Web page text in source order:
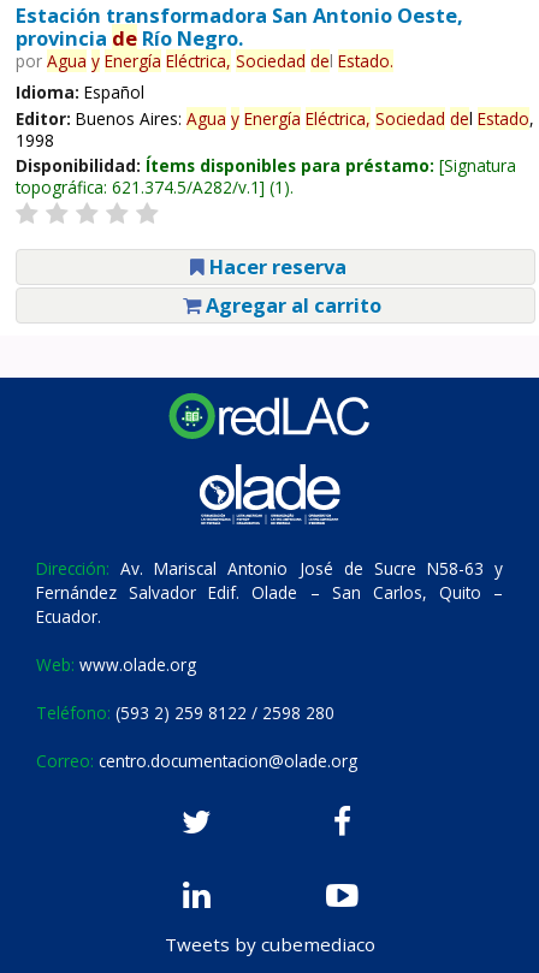
Estación transformadora San Antonio Oeste,
provincia deRío Negro.
por Agua y Energía Eléctrica, Sociedad del Estado.
Idioma: Español
Editor: Buenos Aires: Agua y Energía Eléctrica, Sociedad del Estado,
1998
Disponibilidad: Ítems disponibles para préstamo: Signatura
topográfica: 621.374.5/A282/v.1 (1).
Hacer reserva
Agregar al carrito
Dirección: Av. Mariscal Antonio José de Sucre N58-63 y
Fernández Salvador Edif. Olade – San Carlos, Quito –
Ecuador.
Web: www.olade.org
Teléfono: (593 2) 259 8122 / 2598 280
Correo: centro.documentacion@olade.org
Tweets by cubemediaco